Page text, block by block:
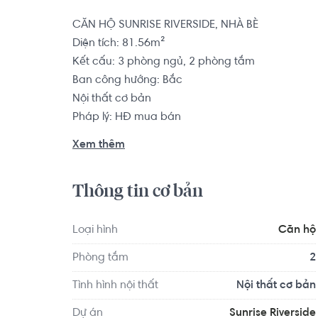
CĂN HỘ SUNRISE RIVERSIDE, NHÀ BÈ
Diện tích: 81.56m²
Kết cấu: 3 phòng ngủ, 2 phòng tắm
Ban công hướng: Bắc
Nội thất cơ bản
Pháp lý: HĐ mua bán
về y tế, giáo dục và giải trí xung quanh như:
Xem thêm
Thông tin cơ bản
Loại hình Căn hộ
Phòng tắm 2
Tình hình nội thất Nội thất cơ bản
Dự án Sunrise Riverside